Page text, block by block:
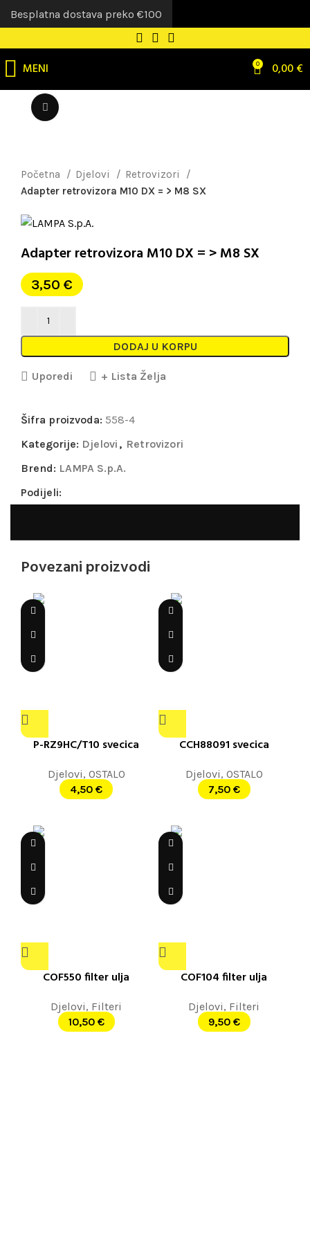
MENI 0 0,00€
Početna Djelovi
Retrovizori
Adapter retrovizora M10 DX = > M8 SX
Adapter retrovizora M10 DX = > M8 SX
3,50 €
DODAJ U KORPU
Uporedi + Lista Želja
Šifra proizvoda: 558-4
Kategorije: Djelovi , Retrovizori
Brend: LAMPA S.p.A.
Podijeli:
Povezani proizvodi
P-RZ9HC/T10 svecica
Djelovi, OSTALO
4,50 €
CCH88091 svecica
Djelovi, OSTALO
7,50 €
COF550 filter ulja
Djelovi, Filteri
10,50 €
COF104 filter ulja
Djelovi, Filteri
9,50 €
Besplatna dostava preko €100